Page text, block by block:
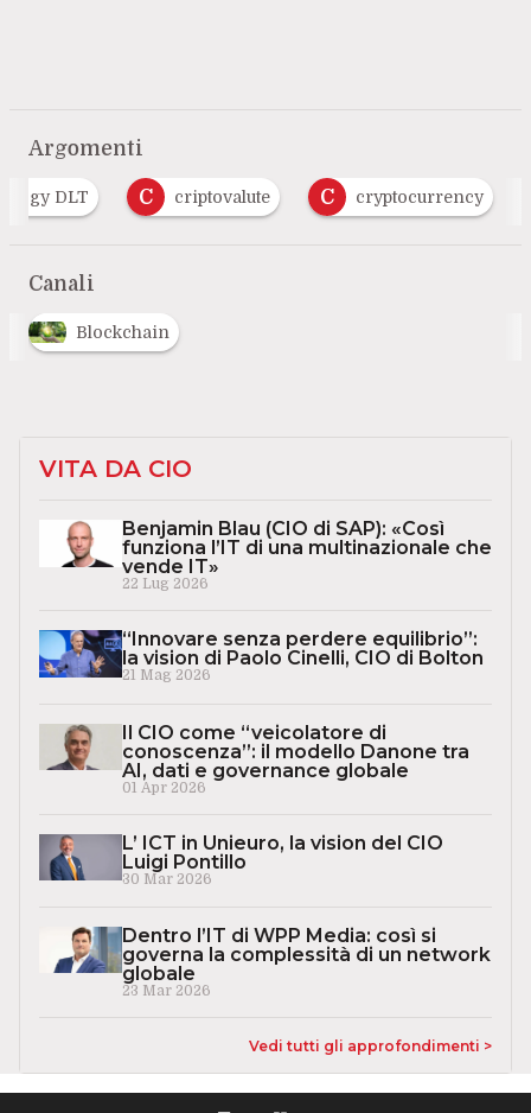
Argomenti
DLT C criptovalute C cryptocurrency
Canali
Blockchain
VITA DA CIO
Benjamin Blau (CIO di SAP): «Così
funziona l’IT di una multinazionale che
vende IT»
22 Lug 2026
“Innovare senza perdere equilibrio”:
la vision di Paolo Cinelli, CIO di Bolton
21 Mag 2026
Il CIO come “veicolatore di
conoscenza”: il modello Danone tra
AI, dati e governance globale
01 Apr 2026
L’ ICT in Unieuro, la vision del CIO
Luigi Pontillo
30 Mar 2026
Dentro l’IT di WPP Media: così si
governa la complessità di un network
globale
23 Mar 2026
Vedi tutti gli approfondimenti >